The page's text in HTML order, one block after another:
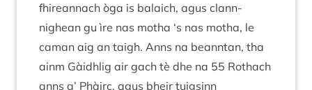
fhire­an­nach òga is bal­aich, agus clann-
nighean gu ìre nas motha ‘s nas motha, le
caman aig an taigh. Anns na bean­ntan, tha
ainm Gàidh­lig air gach tè dhe na 55 Rothach
anns a’ Phàirc, agus bheir tuigsinn